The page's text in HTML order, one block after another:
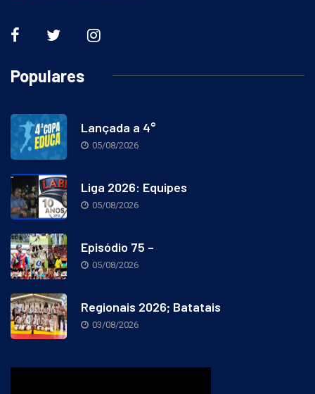
Populares
Lançada a 4°
05/08/2026
Liga 2026: Equipes
05/08/2026
Episódio 75 –
05/08/2026
Regionais 2026; Batatais
03/08/2026